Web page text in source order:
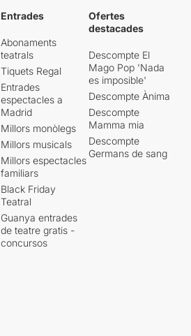
Entrades
Abonaments
teatrals
Tiquets Regal
Entrades
espectacles a
Madrid
Millors monòlegs
Millors musicals
Millors espectacles
familiars
Black Friday
Teatral
Guanya entrades
de teatre gratis -
concursos
Ofertes
destacades
Descompte El
Mago Pop 'Nada
es imposible'
Descompte Ànima
Descompte
Mamma mia
Descompte
Germans de sang